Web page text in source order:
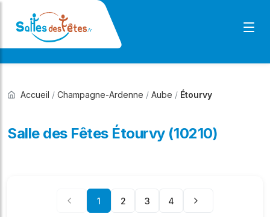
Accueil / Champagne-Ardenne / Aube / Étourvy
Salle des Fêtes Étourvy (10210)
1 2 3 4